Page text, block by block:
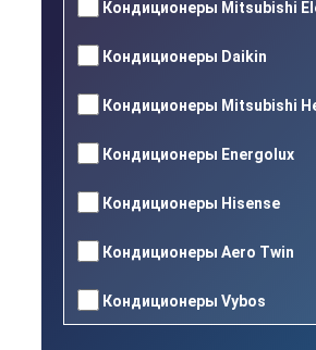
Кондиционеры Mitsubishi
Кондиционеры Daikin
Кондиционеры Mitsubishi
Кондиционеры Energolux
Кондиционеры Hisense
Кондиционеры Aero Twin
Кондиционеры Vybos